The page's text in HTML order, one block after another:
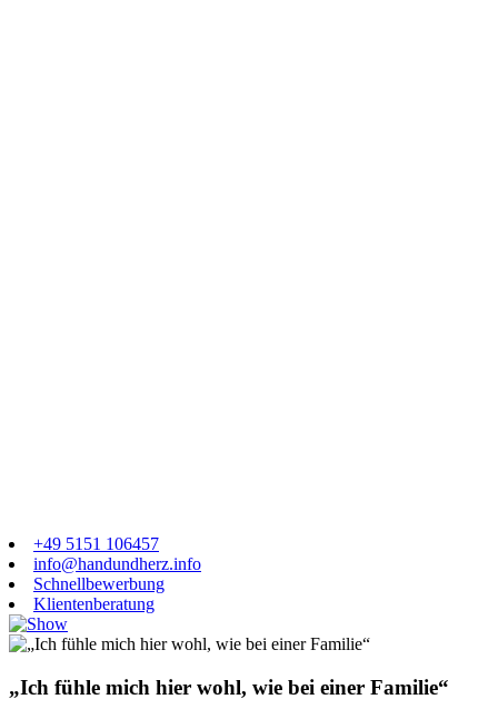
+49 5151 106457
info@handundherz.info
Schnellbewerbung
Klientenberatung
„Ich fühle mich hier wohl, wie bei einer Familie“